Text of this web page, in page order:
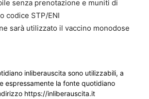
senza prenotazione e muniti di
codice STP/ENI
sarà utilizzato il vaccino monodose
inliberauscita sono utilizzabili, a
espressamente la fonte quotidiano
https://inliberauscita.it